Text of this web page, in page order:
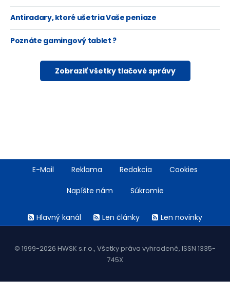
Antiradary, ktoré ušetria Vaše peniaze
Poznáte gamingový tablet ?
Zobraziť všetky tlačové správy
FooterE-Mail Reklama Redakcia Cookies
Napíšte nám Súkromie
menuHlavný kanál Len články Len novinky
© 1999-2026 HWSK s.r.o., Všetky práva vyhradené, ISSN 1335-
745X